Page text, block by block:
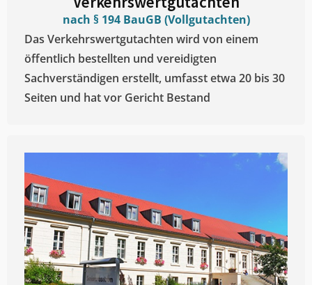
nach § 194 BauGB (Vollgutachten)
Das Verkehrswertgutachten wird von einem
öffentlich bestellten und vereidigten
Sachverständigen erstellt, umfasst etwa 20 bis 30
Seiten und hat vor Gericht Bestand